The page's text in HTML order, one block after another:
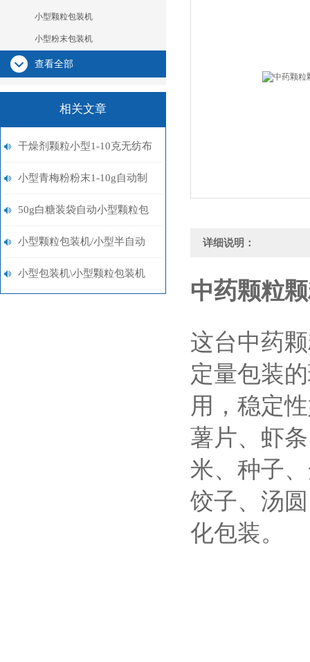
小型颗粒包装机
小型粉末包装机
查看全部
相关文章
干燥剂颗粒小型1-10克无纺布
制袋智能自动包装机报价
小型青梅粉粉末1-10g自动制
袋称重包装机多少钱
50g白糖装袋自动小型颗粒包
装机多少钱
小型颗粒包装机/小型半自动
包装机/小型粉末包装机设备
小型包装机\小型颗粒包装机
详细说明：
中药颗粒
这台中药
定量包装
用，稳定
薯片、虾
米、种子
饺子、汤
化包装。